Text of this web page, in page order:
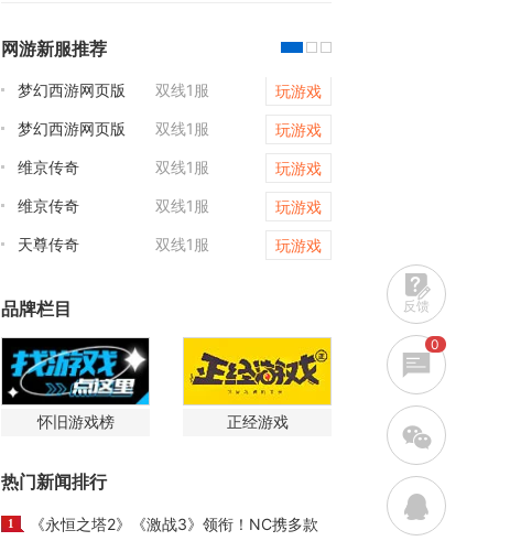
网游新服推荐
梦幻西游网页版 双线1服
玩游戏
梦幻西游网页版
双线1服
玩游戏
维京传奇
双线1服
玩游戏
维京传奇
双线1服
玩游戏
天尊传奇
双线1服 玩游戏
品牌栏目
怀旧游戏榜 正经游戏
热门新闻排行
1
《永恒之塔2》《激战3》领衔！NC携多款
反馈
0
w
q